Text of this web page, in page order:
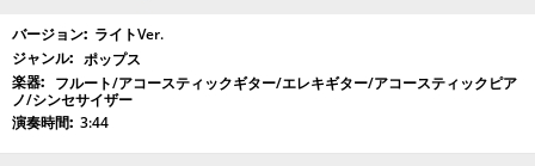
ライトVer.
ポップス
フルート/アコースティックギター/エレキギター/アコースティックピア
ノ/シンセサイザー
3:44